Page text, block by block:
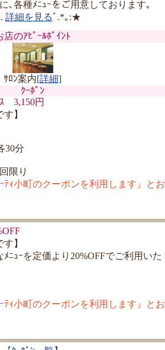
に､各種ﾒﾆｭｰをご用意しております｡
詳細を見るﾞ.*｡:★
店のｱﾋﾟｰﾙﾎﾟｲﾝﾄ
ｻﾛﾝ案内[詳細]
ｸｰﾎﾟﾝ
ｽ 3,150円
】
分
限り
ｨ小町のクーポンを利用します』とお
】
ﾆｭｰを定価より20%OFFでご利用いた
ｨ小町のクーポンを利用します』とお